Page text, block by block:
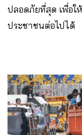
ปลอดภัยที่สุด เพื่อใ
ประชาชนต่อไปได้